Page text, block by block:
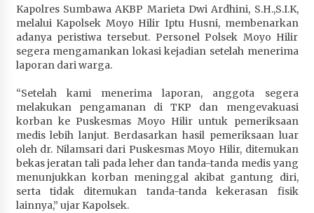
1 bulan ago
Dosen UTS Siap Kembangkan Inovasi Lewat
Pelatihan PDPP 2026 Bali
1 bulan ago
Terapkan “Polantas Menyapa”, Satlantas Polres
Sumbawa Berupaya Wujudkan Pelayanan
Kepolisian yang Profesional
1 bulan ago
Capaian Program Pemerintah Kabupaten
Sumbawa Terus Dirasakan Masyarakat
1 bulan ago
Kapolres Sumbawa AKBP Marieta Dwi Ardhini, S.H.,S.I.K,
melalui Kapolsek Moyo Hilir Iptu Husni, membenarkan
adanya peristiwa tersebut. Personel Polsek Moyo Hilir
segera mengamankan lokasi kejadian setelah menerima
laporan dari warga.
“Setelah kami menerima laporan, anggota segera
melakukan pengamanan di TKP dan mengevakuasi
korban ke Puskesmas Moyo Hilir untuk pemeriksaan
medis lebih lanjut. Berdasarkan hasil pemeriksaan luar
oleh dr. Nilamsari dari Puskesmas Moyo Hilir, ditemukan
bekas jeratan tali pada leher dan tanda-tanda medis yang
menunjukkan korban meninggal akibat gantung diri,
serta tidak ditemukan tanda-tanda kekerasan fisik
lainnya,” ujar Kapolsek.